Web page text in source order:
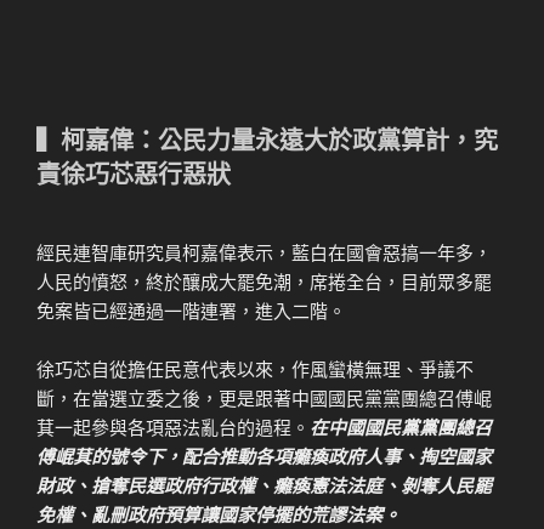
▍柯嘉偉：公民力量永遠大於政黨算計，究
責徐巧芯惡行惡狀
經民連智庫研究員柯嘉偉表示，藍白在國會惡搞一年多，
人民的憤怒，終於釀成大罷免潮，席捲全台，目前眾多罷
免案皆已經通過一階連署，進入二階。
徐巧芯自從擔任民意代表以來，作風蠻橫無理、爭議不
斷，在當選立委之後，更是跟著中國國民黨黨團總召傅崐
萁一起參與各項惡法亂台的過程。 在中國國民黨黨團總召
傅崐萁的號令下，配合推動各項癱瘓政府人事、掏空國家
財政、搶奪民選政府行政權、癱瘓憲法法庭、剝奪人民罷
免權、亂刪政府預算讓國家停擺的荒謬法案。